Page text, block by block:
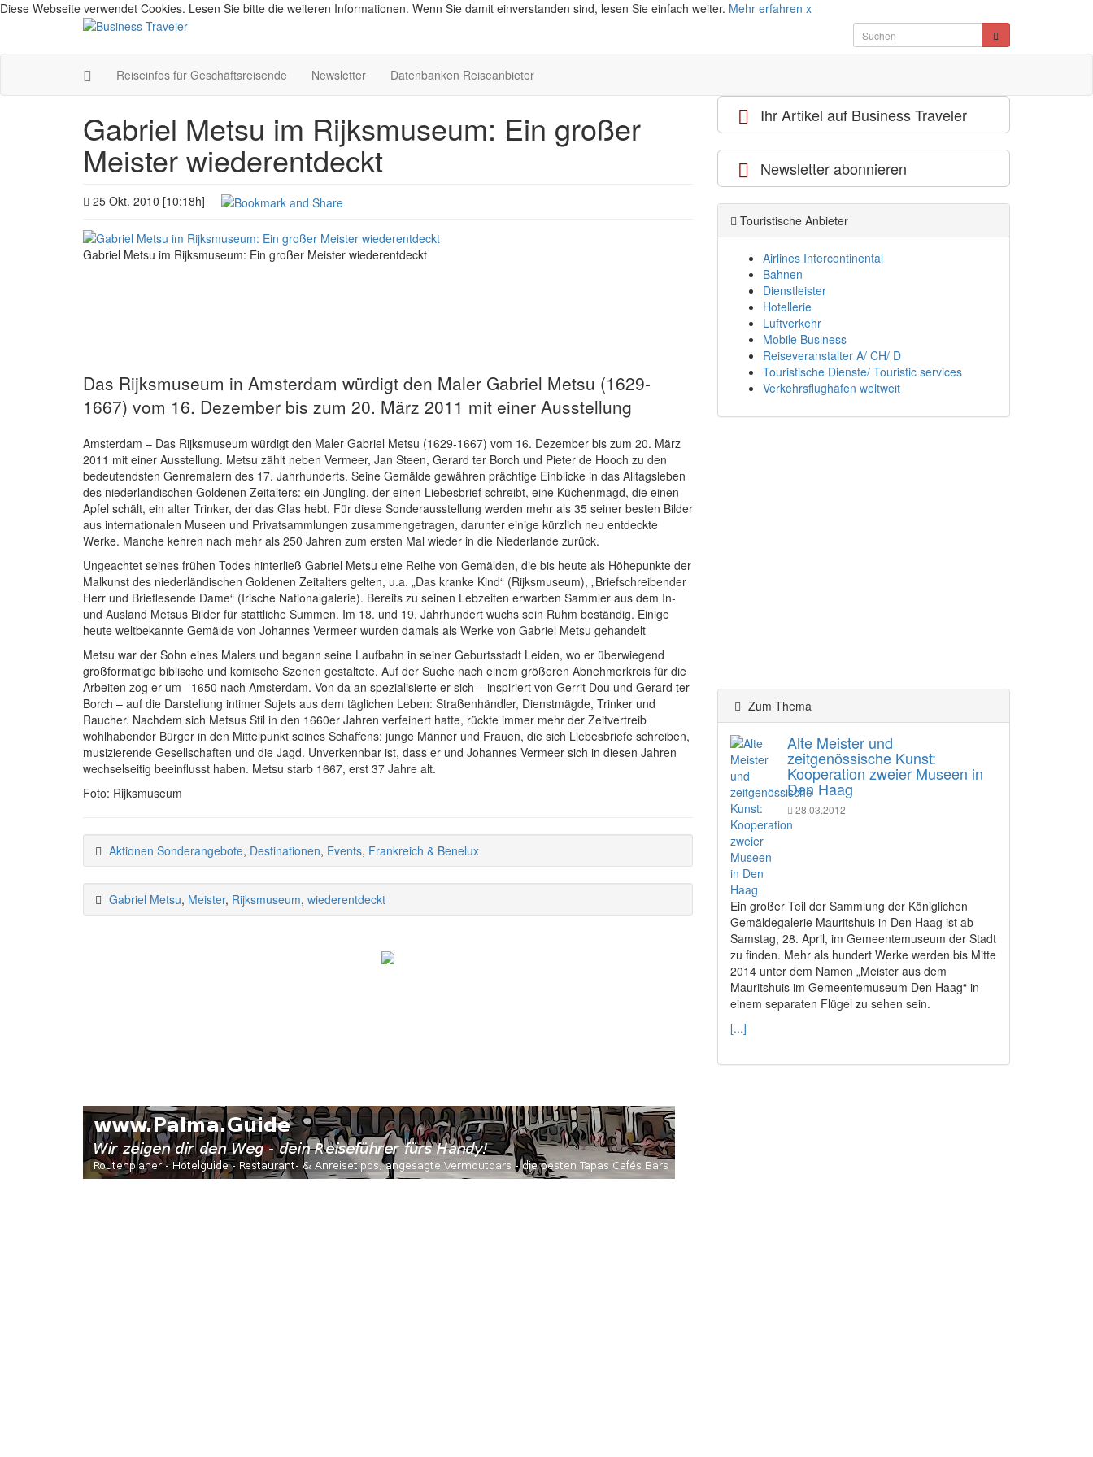
Diese Webseite verwendet Cookies. Lesen Sie bitte die weiteren Informationen. Wenn Sie damit einverstanden sind, lesen Sie einfach weiter. Mehr erfahren x
Reiseinfos für Geschäftsreisende Newsletter Datenbanken Reiseanbieter
Gabriel Metsu im Rijksmuseum: Ein großer
Meister wiederentdeckt
25 Okt. 2010 [10:18h]
Gabriel Metsu im Rijksmuseum: Ein großer Meister wiederentdeckt
Das Rijksmuseum in Amsterdam würdigt den Maler Gabriel Metsu (1629-
1667) vom 16. Dezember bis zum 20. März 2011 mit einer Ausstellung
Amsterdam – Das Rijksmuseum würdigt den Maler Gabriel Metsu (1629-1667) vom 16. Dezember bis zum 20. März
2011 mit einer Ausstellung. Metsu zählt neben Vermeer, Jan Steen, Gerard ter Borch und Pieter de Hooch zu den
bedeutendsten Genremalern des 17. Jahrhunderts. Seine Gemälde gewähren prächtige Einblicke in das Alltagsleben
des niederländischen Goldenen Zeitalters: ein Jüngling, der einen Liebesbrief schreibt, eine Küchenmagd, die einen
Apfel schält, ein alter Trinker, der das Glas hebt. Für diese Sonderausstellung werden mehr als 35 seiner besten Bilder
aus internationalen Museen und Privatsammlungen zusammengetragen, darunter einige kürzlich neu entdeckte
Werke. Manche kehren nach mehr als 250 Jahren zum ersten Mal wieder in die Niederlande zurück.
Ungeachtet seines frühen Todes hinterließ Gabriel Metsu eine Reihe von Gemälden, die bis heute als Höhepunkte der
Malkunst des niederländischen Goldenen Zeitalters gelten, u.a. „Das kranke Kind“ (Rijksmuseum), „Briefschreibender
Herr und Brieflesende Dame“ (Irische Nationalgalerie). Bereits zu seinen Lebzeiten erwarben Sammler aus dem In-
und Ausland Metsus Bilder für stattliche Summen. Im 18. und 19. Jahrhundert wuchs sein Ruhm beständig. Einige
heute weltbekannte Gemälde von Johannes Vermeer wurden damals als Werke von Gabriel Metsu gehandelt
Metsu war der Sohn eines Malers und begann seine Laufbahn in seiner Geburtsstadt Leiden, wo er überwiegend
großformatige biblische und komische Szenen gestaltete. Auf der Suche nach einem größeren Abnehmerkreis für die
Arbeiten zog er um 1650 nach Amsterdam. Von da an spezialisierte er sich – inspiriert von Gerrit Dou und Gerard ter
Borch – auf die Darstellung intimer Sujets aus dem täglichen Leben: Straßenhändler, Dienstmägde, Trinker und
Raucher. Nachdem sich Metsus Stil in den 1660er Jahren verfeinert hatte, rückte immer mehr der Zeitvertreib
wohlhabender Bürger in den Mittelpunkt seines Schaffens: junge Männer und Frauen, die sich Liebesbriefe schreiben,
musizierende Gesellschaften und die Jagd. Unverkennbar ist, dass er und Johannes Vermeer sich in diesen Jahren
wechselseitig beeinflusst haben. Metsu starb 1667, erst 37 Jahre alt.
Foto: Rijksmuseum
Aktionen Sonderangebote, Destinationen, Events, Frankreich & Benelux
Gabriel Metsu, Meister, Rijksmuseum, wiederentdeckt
Ihr Artikel auf Business Traveler
Newsletter abonnieren
Touristische Anbieter
Airlines Intercontinental
Bahnen
Dienstleister
Hotellerie
Luftverkehr
Mobile Business
Reiseveranstalter A/ CH/ D
Touristische Dienste/ Touristic services
Verkehrsflughäfen weltweit
Zum Thema
Alte Meister und
zeitgenössische Kunst:
Kooperation zweier Museen in
Den Haag
28.03.2012
Ein großer Teil der Sammlung der Königlichen
Gemäldegalerie Mauritshuis in Den Haag ist ab
Samstag, 28. April, im Gemeentemuseum der Stadt
zu finden. Mehr als hundert Werke werden bis Mitte
2014 unter dem Namen „Meister aus dem
Mauritshuis im Gemeentemuseum Den Haag“ in
einem separaten Flügel zu sehen sein.
[...]